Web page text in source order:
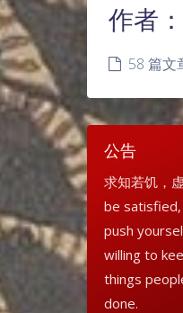
作者：
58 篇文
公告
求知若饥，
be
push
willing to
things
done.